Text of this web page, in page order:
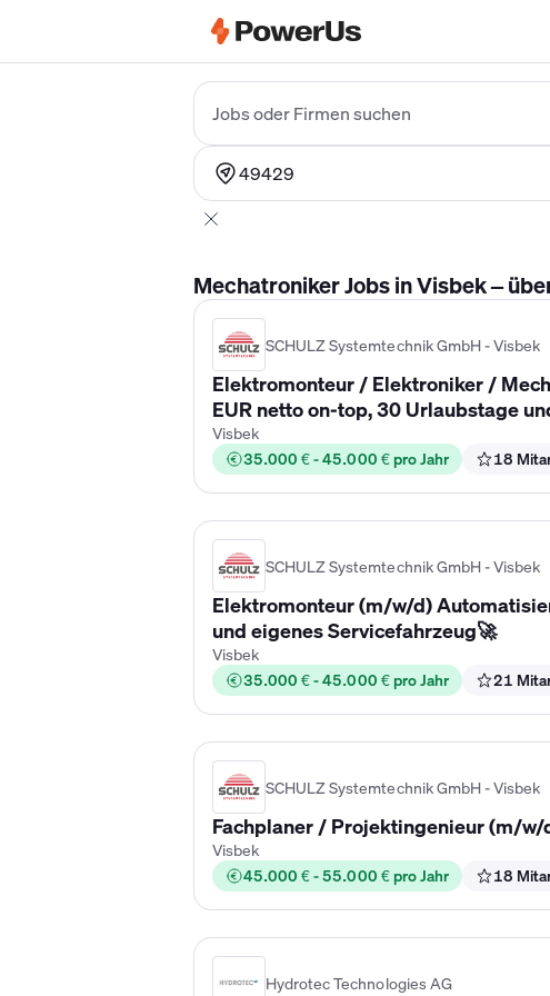
Jobs oder Firmen suchen
49429
Mechatroniker Jobs in Visbek –
SCHULZ Systemtechnik GmbH - Visbek
Elektromonteur / Elektroniker /
EUR netto on-top, 30 Urlaubstage
Visbek
35.000 € - 45.000 € pro Jahr
18
SCHULZ Systemtechnik GmbH - Visbek
Elektromonteur (m/w/d)
und eigenes Servicefahrzeug🚀
Visbek
35.000 € - 45.000 € pro Jahr
21
SCHULZ Systemtechnik GmbH - Visbek
Fachplaner / Projektingenieur (m/
Visbek
45.000 € - 55.000 € pro Jahr
18
Hydrotec Technologies AG